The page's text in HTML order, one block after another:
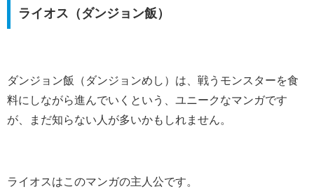
ライオス（ダンジョン飯）
ダンジョン飯（ダンジョンめし）は、戦うモンスターを食
料にしながら進んでいくという、ユニークなマンガです
が、まだ知らない人が多いかもしれません。
ライオスはこのマンガの主人公です。